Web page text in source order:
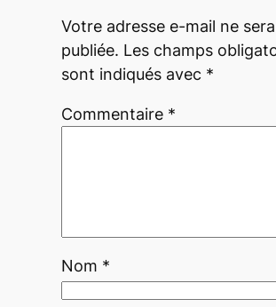
Votre adresse e-mail ne
publiée. Les champs
sont indiqués avec *
Commentaire *
Nom *